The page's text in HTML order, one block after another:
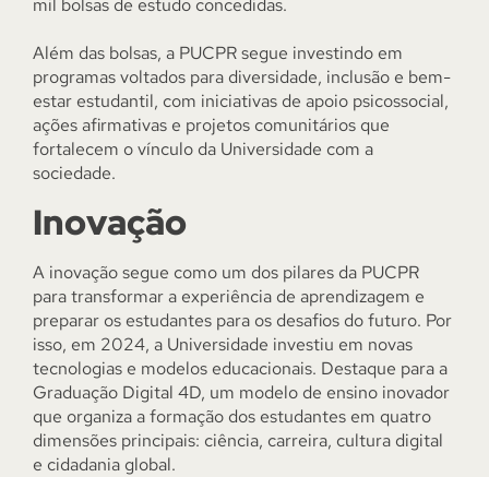
mil bolsas de estudo concedidas.
Além das bolsas, a PUCPR segue investindo em
programas voltados para diversidade, inclusão e bem-
estar estudantil, com iniciativas de apoio psicossocial,
ações afirmativas e projetos comunitários que
fortalecem o vínculo da Universidade com a
sociedade.
Inovação
A inovação segue como um dos pilares da PUCPR
para transformar a experiência de aprendizagem e
preparar os estudantes para os desafios do futuro. Por
isso, em 2024, a Universidade investiu em novas
tecnologias e modelos educacionais. Destaque para a
Graduação Digital 4D, um modelo de ensino inovador
que organiza a formação dos estudantes em quatro
dimensões principais: ciência, carreira, cultura digital
e cidadania global.